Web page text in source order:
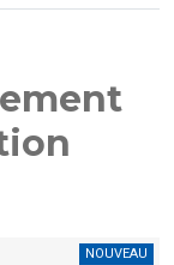
NOUVEAU